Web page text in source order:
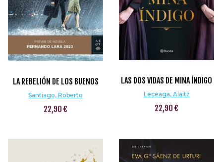
LA REBELIÓN DE LOS BUENOS
Santiago, Roberto
22,90 €
LAS DOS VIDAS DE MINA ÍNDIGO
Leceaga, Alaitz
22,90 €